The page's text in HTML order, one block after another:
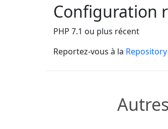
Configuration
PHP 7.1 ou plus récent
Reportez-vous à la